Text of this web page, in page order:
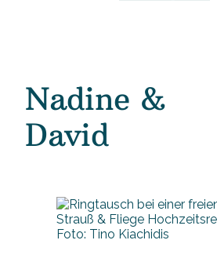
Nadine &
David
Foto: Tino Kiachidis